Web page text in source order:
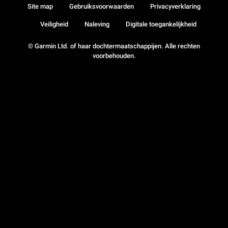
© Garmin Ltd. of haar dochtermaatschappijen. Alle rechten
voorbehouden.
Site map Gebruiksvoorwaarden Privacyverklaring
Veiligheid Naleving Digitale toegankelijkheid